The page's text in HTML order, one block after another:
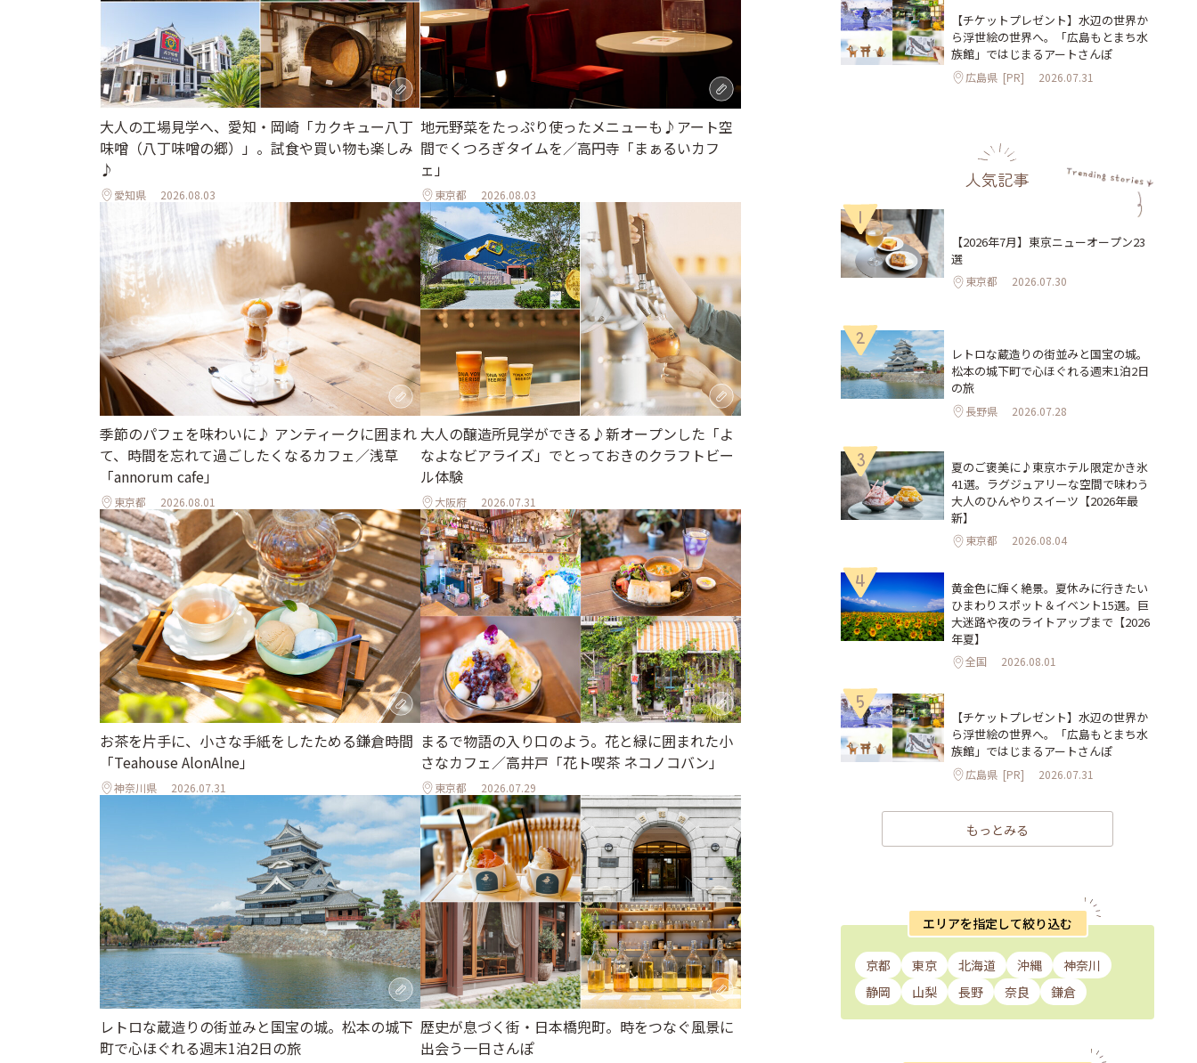
大人の工場見学へ、愛知・岡崎「カクキュー八丁
味噌（八丁味噌の郷）」。試食や買い物も楽しみ
♪
愛知県 2026.08.03
地元野菜をたっぷり使ったメニューも♪アート空
間でくつろぎタイムを／高円寺「まぁるいカフ
ェ」
東京都 2026.08.03
季節のパフェを味わいに♪ アンティークに囲まれ
て、時間を忘れて過ごしたくなるカフェ／浅草
「annorum cafe」
東京都 2026.08.01
大人の醸造所見学ができる♪新オープンした「よ
なよなビアライズ」でとっておきのクラフトビー
ル体験
大阪府 2026.07.31
お茶を片手に、小さな手紙をしたためる鎌倉時間
「Teahouse AlonAlne」
神奈川県 2026.07.31
まるで物語の入り口のよう。花と緑に囲まれた小
さなカフェ／高井戸「花ト喫茶 ネコノコバン」
東京都 2026.07.29
レトロな蔵造りの街並みと国宝の城。松本の城下
町で心ほぐれる週末1泊2日の旅
歴史が息づく街・日本橋兜町。時をつなぐ風景に
出会う一日さんぽ
【チケットプレゼント】水辺の世界か
ら浮世絵の世界へ。「広島もとまち水
族館」ではじまるアートさんぽ
広島県 [PR] 2026.07.31
人気記事
1
【2026年7月】東京ニューオープン23
選
東京都 2026.07.30
2
レトロな蔵造りの街並みと国宝の城。
松本の城下町で心ほぐれる週末1泊2日
の旅
長野県 2026.07.28
3
夏のご褒美に♪東京ホテル限定かき氷
41選。ラグジュアリーな空間で味わう
大人のひんやりスイーツ【2026年最
新】
東京都 2026.08.04
4
黄金色に輝く絶景。夏休みに行きたい
ひまわりスポット＆イベント15選。巨
大迷路や夜のライトアップまで【2026
年夏】
全国 2026.08.01
5
【チケットプレゼント】水辺の世界か
ら浮世絵の世界へ。「広島もとまち水
族館」ではじまるアートさんぽ
広島県 [PR] 2026.07.31
もっとみる
エリアを指定して絞り込む
京都 東京 北海道 沖縄
神奈川
静岡
山梨 長野 奈良 鎌倉